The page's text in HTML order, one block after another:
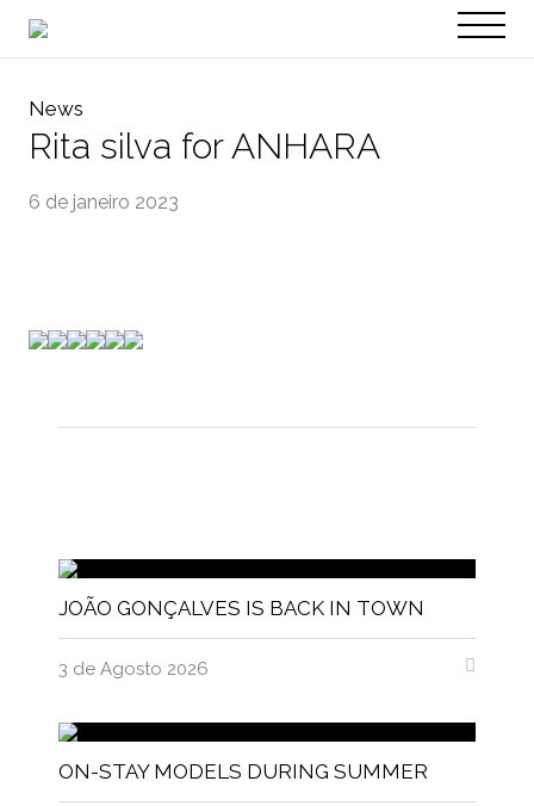
EN
News
Rita silva for ANHARA
6 de janeiro 2023
JOÃO GONÇALVES IS BACK IN TOWN
3 de Agosto 2026
ON-STAY MODELS DURING SUMMER